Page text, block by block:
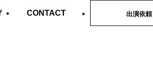
CONTACT 出演依頼